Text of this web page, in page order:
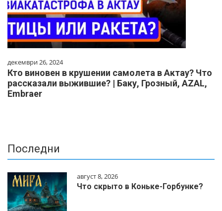
декември 26, 2024
Кто виновен в крушении самолета в Актау? Что
рассказали выжившие? | Баку, Грозный, AZAL,
Embraer
Последни
август 8, 2026
Что скрыто в Коньке-Горбунке?